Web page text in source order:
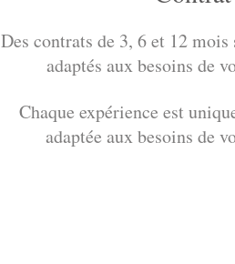
Des contrats de 3, 6 et 12
adaptés aux besoins de
Chaque expérience est
adaptée aux besoins de